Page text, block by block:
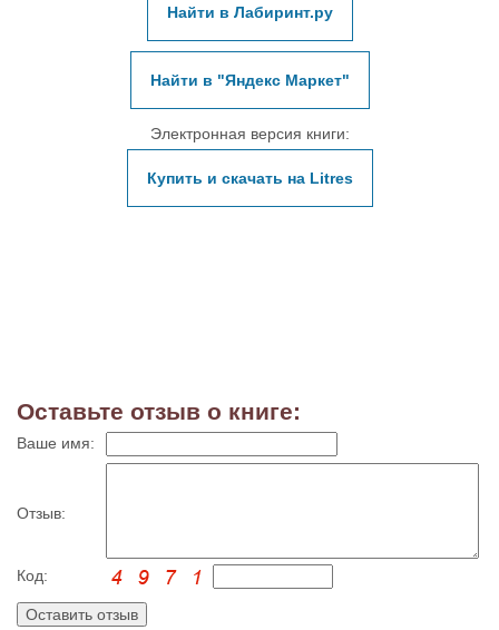
Найти в Лабиринт.ру
Найти в "Яндекс Маркет"
Электронная версия книги:
Купить и скачать на Litres
Оставьте отзыв о книге:
Ваше имя:
Отзыв:
Код: